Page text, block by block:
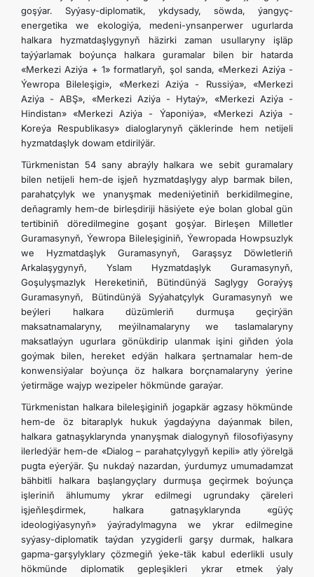
goşýar. Syýasy-diplomatik, ykdysady, söwda, ýangyç-
energetika we ekologiýa, medeni-ynsanperwer ugurlarda
halkara hyzmatdaşlygynyň häzirki zaman usullaryny işläp
taýýarlamak boýunça halkara guramalar bilen bir hatarda
«Merkezi Aziýa + 1» formatlaryň, şol sanda, «Merkezi Aziýa -
Ýewropa Bileleşigi», «Merkezi Aziýa - Russiýa», «Merkezi
Aziýa - ABŞ», «Merkezi Aziýa - Hytaý», «Merkezi Aziýa -
Hindistan» «Merkezi Aziýa - Ýaponiýa», «Merkezi Aziýa -
Koreýa Respublikasy» dialoglarynyň çäklerinde hem netijeli
hyzmatdaşlyk dowam etdirilýär.
Türkmenistan 54 sany abraýly halkara we sebit guramalary
bilen netijeli hem-de işjeň hyzmatdaşlygy alyp barmak bilen,
parahatçylyk we ynanyşmak medeniýetiniň berkidilmegine,
deňagramly hem-de birleşdiriji häsiýete eýe bolan global gün
tertibiniň döredilmegine goşant goşýar. Birleşen Milletler
Guramasynyň, Ýewropa Bileleşiginiň, Ýewropada Howpsuzlyk
we Hyzmatdaşlyk Guramasynyň, Garaşsyz Döwletleriň
Arkalaşygynyň, Yslam Hyzmatdaşlyk Guramasynyň,
Goşulyşmazlyk Hereketiniň, Bütindünýä Saglygy Goraýyş
Guramasynyň, Bütindünýä Syýahatçylyk Guramasynyň we
beýleri halkara düzümleriň durmuşa geçirýän
maksatnamalaryny, meýilnamalaryny we taslamalaryny
maksatlaýyn ugurlara gönükdirip ulanmak işini giňden ýola
goýmak bilen, hereket edýän halkara şertnamalar hem-de
konwensiýalar boýunça öz halkara borçnamalaryny ýerine
ýetirmäge wajyp wezipeler hökmünde garaýar.
Türkmenistan halkara bileleşiginiň jogapkär agzasy hökmünde
hem-de öz bitaraplyk hukuk ýagdaýyna daýanmak bilen,
halkara gatnaşyklarynda ynanyşmak dialogynyň filosofiýasyny
ilerledýär hem-de «Dialog – parahatçylygyň kepili» atly ýörelgä
pugta eýerýär. Şu nukdaý nazardan, ýurdumyz umumadamzat
bähbitli halkara başlangyçlary durmuşa geçirmek boýunça
işleriniň ählumumy ykrar edilmegi ugrundaky çäreleri
işjeňleşdirmek, halkara gatnaşyklarynda «güýç
ideologiýasynyň» ýaýradylmagyna we ykrar edilmegine
syýasy-diplomatik taýdan yzygiderli garşy durmak, halkara
gapma-garşylyklary çözmegiň ýeke-täk kabul ederlikli usuly
hökmünde diplomatik gepleşikleri ykrar etmek ýaly